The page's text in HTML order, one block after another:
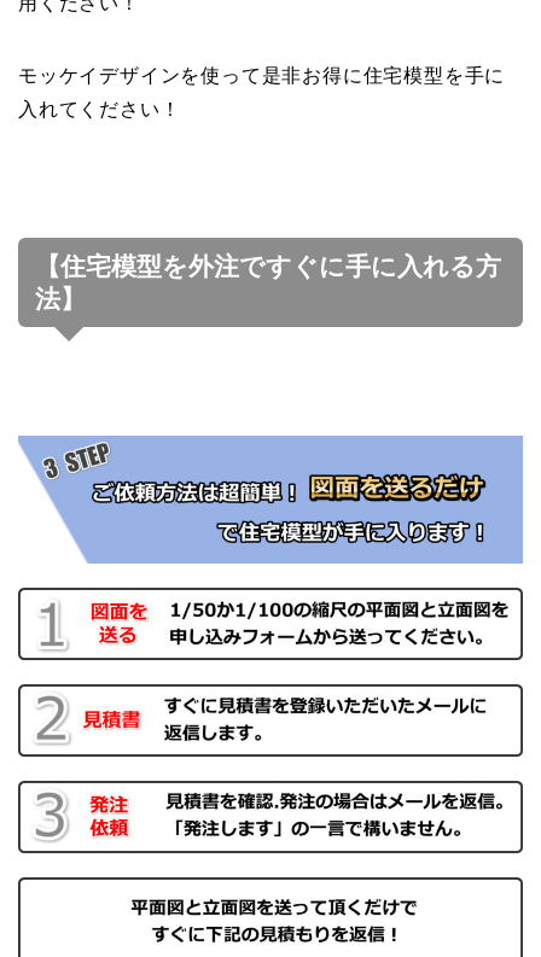
モッケイデザインを使って是非お得に住宅模型を手に
入れてください！
【住宅模型を外注ですぐに手に入れる方
法】